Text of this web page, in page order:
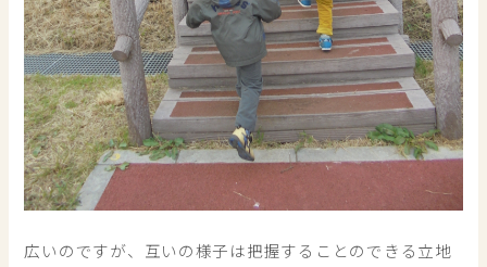
広いのですが、互いの様子は把握することのできる立地